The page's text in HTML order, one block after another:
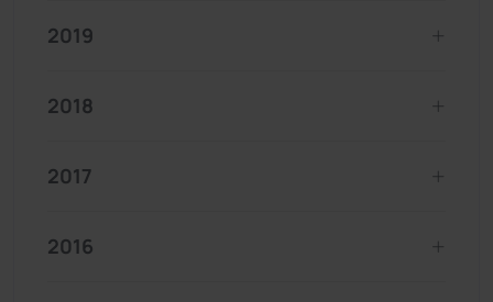
2019
2018
2017
2016